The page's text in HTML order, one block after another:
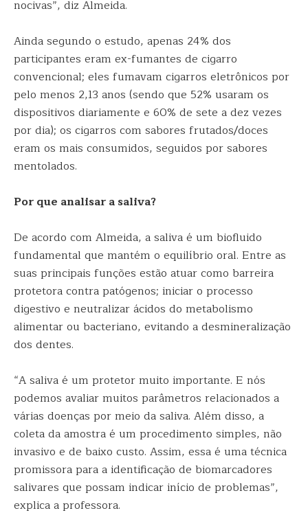
nocivas”, diz Almeida.
Ainda segundo o estudo, apenas 24% dos
participantes eram ex-fumantes de cigarro
convencional; eles fumavam cigarros eletrônicos por
pelo menos 2,13 anos (sendo que 52% usaram os
dispositivos diariamente e 60% de sete a dez vezes
por dia); os cigarros com sabores frutados/doces
eram os mais consumidos, seguidos por sabores
mentolados.
Por que analisar a saliva?
De acordo com Almeida, a saliva é um biofluido
fundamental que mantém o equilíbrio oral. Entre as
suas principais funções estão atuar como barreira
protetora contra patógenos; iniciar o processo
digestivo e neutralizar ácidos do metabolismo
alimentar ou bacteriano, evitando a desmineralização
dos dentes.
“A saliva é um protetor muito importante. E nós
podemos avaliar muitos parâmetros relacionados a
várias doenças por meio da saliva. Além disso, a
coleta da amostra é um procedimento simples, não
invasivo e de baixo custo. Assim, essa é uma técnica
promissora para a identificação de biomarcadores
salivares que possam indicar início de problemas”,
explica a professora.